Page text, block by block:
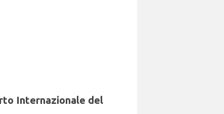
Internazionale del